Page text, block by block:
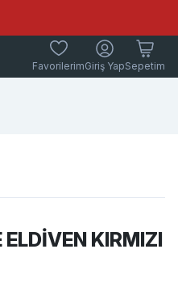
FavorilerimGiriş YapSepetim
KIRMIZI